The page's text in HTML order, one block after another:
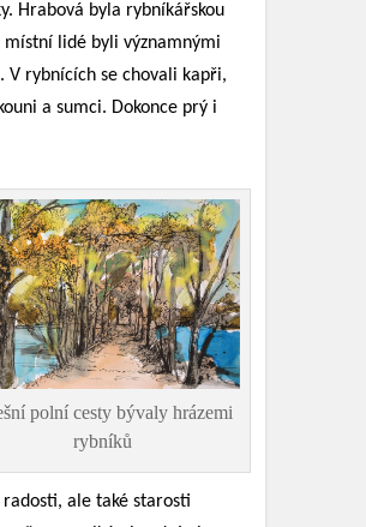
Hrabová byla rybníkářskou
místní lidé byli významnými
V rybnících se chovali kapři,
a sumci. Dokonce prý i
polní cesty bývaly hrázemi
rybníků
radosti, ale také starosti